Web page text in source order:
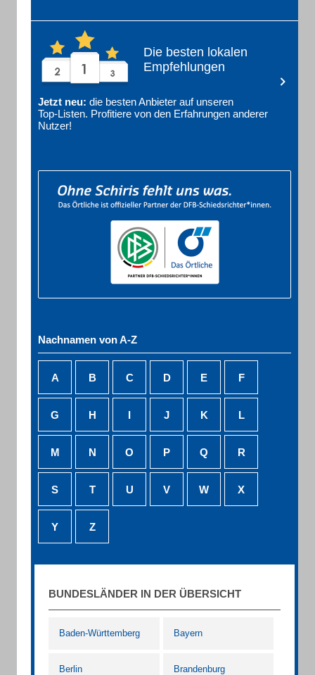
Die besten lokalen
Empfehlungen
Jetzt neu: die besten Anbieter auf unseren
Top‑Listen. Profitiere von den Erfahrungen anderer
Nutzer!
Nachnamen von A-Z
A B C D E F
G H I J K L
M N O P Q R
S T U V W X
Y Z
BUNDESLÄNDER IN DER ÜBERSICHT
Baden-Württemberg Bayern
Berlin Brandenburg